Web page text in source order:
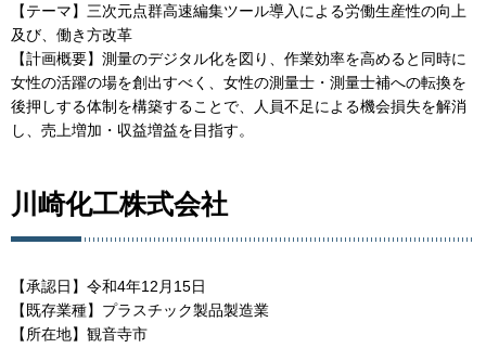
【テーマ】三次元点群高速編集ツール導入による労働生産性の向上
及び、働き方改革
【計画概要】測量のデジタル化を図り、作業効率を高めると同時に
女性の活躍の場を創出すべく、女性の測量士・測量士補への転換を
後押しする体制を構築することで、人員不足による機会損失を解消
し、売上増加・収益増益を目指す。
川崎化工株式会社
【承認日】令和4年12月15日
【既存業種】プラスチック製品製造業
【所在地】観音寺市